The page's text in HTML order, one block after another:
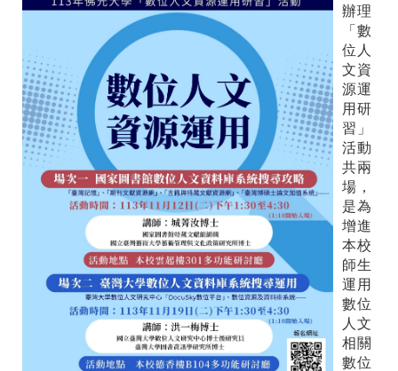
辦理
「數
位人
文資
源運
用研
習」
活動
共兩
場，
是為
增進
本校
師生
運用
數位
人文
相關
數位